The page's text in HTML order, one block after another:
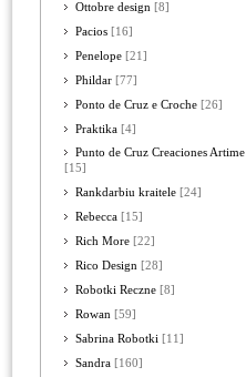
Ottobre design [8]
Pacios [16]
Penelope [21]
Phildar [77]
Ponto de Cruz e Croche [26]
Praktika [4]
Punto de Cruz Creaciones Artime
[15]
Rankdarbiu kraitele [24]
Rebecca [15]
Rich More [22]
Rico Design [28]
Robotki Reczne [8]
Rowan [59]
Sabrina Robotki [11]
Sandra [160]